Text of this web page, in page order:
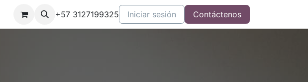
+57 3127199325 Iniciar sesión Contáctenos